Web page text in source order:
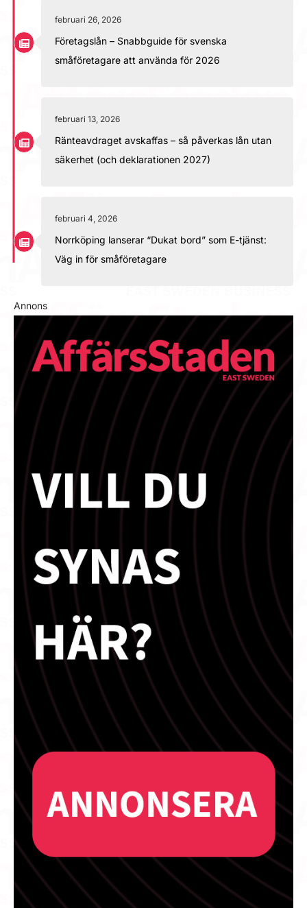
februari 26, 2026
Företagslån – Snabbguide för svenska
småföretagare att använda för 2026
februari 13, 2026
Ränteavdraget avskaffas – så påverkas lån utan
säkerhet (och deklarationen 2027)
februari 4, 2026
Norrköping lanserar “Dukat bord” som E-tjänst:
Väg in för småföretagare
Annons